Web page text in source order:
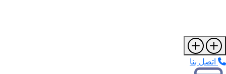
اتصل بنا